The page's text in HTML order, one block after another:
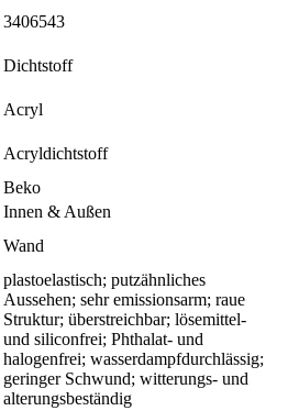
3406543
Dichtstoff
Acryl
Acryldichtstoff
Beko
Innen & Außen
Wand
plastoelastisch; putzähnliches
Aussehen; sehr emissionsarm; raue
Struktur; überstreichbar; lösemittel-
und siliconfrei; Phthalat- und
halogenfrei; wasserdampfdurchlässig;
geringer Schwund; witterungs- und
alterungsbeständig